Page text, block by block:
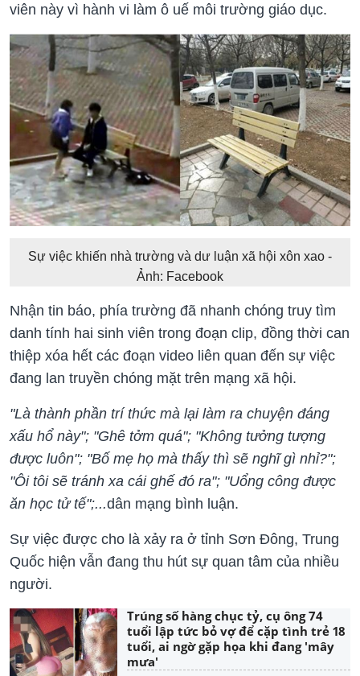
viên này vì hành vi làm ô uế môi trường giáo dục.
Sự việc khiến nhà trường và dư luận xã hội xôn xao -
Ảnh: Facebook
Nhận tin báo, phía trường đã nhanh chóng truy tìm
danh tính hai sinh viên trong đoạn clip, đồng thời can
thiệp xóa hết các đoạn video liên quan đến sự việc
đang lan truyền chóng mặt trên mạng xã hội.
"Là thành phần trí thức mà lại làm ra chuyện đáng
xấu hổ này"; "Ghê tởm quá"; "Không tưởng tượng
được luôn"; "Bố mẹ họ mà thấy thì sẽ nghĩ gì nhỉ?";
"Ôi tôi sẽ tránh xa cái ghế đó ra"; "Uổng công được
ăn học tử tế";...dân mạng bình luận.
Sự việc được cho là xảy ra ở tỉnh Sơn Đông, Trung
Quốc hiện vẫn đang thu hút sự quan tâm của nhiều
người.
Trúng số hàng chục tỷ, cụ ông 74
tuổi lập tức bỏ vợ để cặp tình trẻ 18
tuổi, ai ngờ gặp họa khi đang 'mây
mưa'